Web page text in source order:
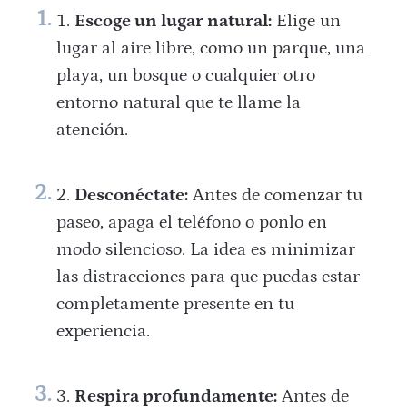
Escoge un lugar natural:Elige un
lugar al aire libre, como un parque, una
playa, un bosque o cualquier otro
entorno natural que te llame la
atención.
Desconéctate:Antes de comenzar tu
paseo, apaga el teléfono o ponlo en
modo silencioso. La idea es minimizar
las distracciones para que puedas estar
completamente presente en tu
experiencia.
Respira profundamente:Antes de